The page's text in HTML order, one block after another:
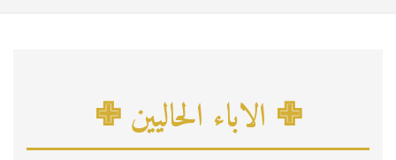
✙ الاباء الحاليين ✙